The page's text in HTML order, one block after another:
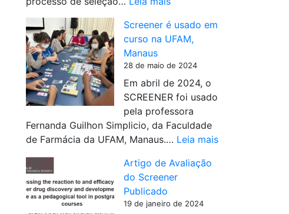
f
o
i
c
r
i
a
d
.
F
S
M
c
r
e
n
e
r
u
s
d
o
Screener é usado em
curso na UFAM,
Manaus
28 de maio de 2024
Em abril de 2024, o
SCREENER foi usado
pela professora
Fernanda Guilhon Simplicio, da Faculdade
de Farmácia da UFAM, Manaus.… Leia mais:
Artigo de Avaliação
do Screener
Publicado
19 de janeiro de 2024